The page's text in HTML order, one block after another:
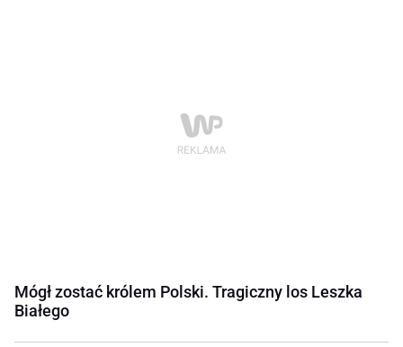
Mógł zostać królem Polski. Tragiczny los Leszka
Białego